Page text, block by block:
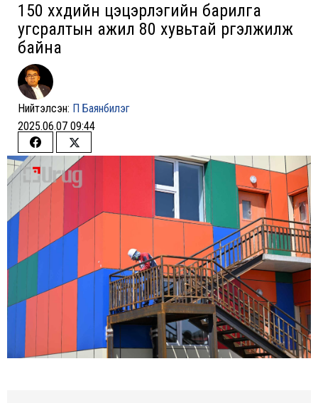
150 хүүхдийн цэцэрлэгийн барилга
угсралтын ажил 80 хувьтай үргэлжилж
байна
Нийтэлсэн: П Баянбилэг
2025.06.07 09:44
Share
on
Facebook
Share
on